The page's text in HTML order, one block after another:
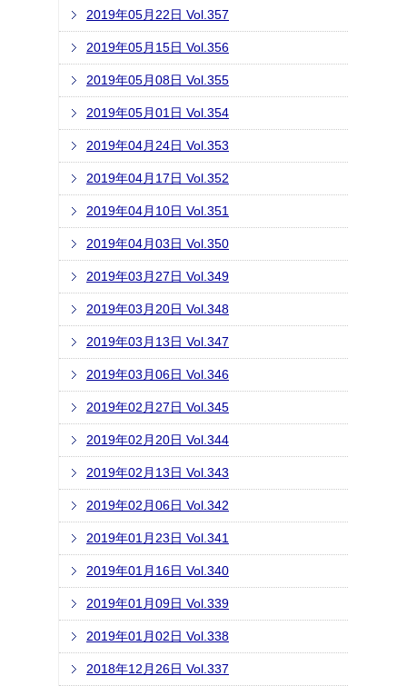
2019年05月22日 Vol.357
2019年05月15日 Vol.356
2019年05月08日 Vol.355
2019年05月01日 Vol.354
2019年04月24日 Vol.353
2019年04月17日 Vol.352
2019年04月10日 Vol.351
2019年04月03日 Vol.350
2019年03月27日 Vol.349
2019年03月20日 Vol.348
2019年03月13日 Vol.347
2019年03月06日 Vol.346
2019年02月27日 Vol.345
2019年02月20日 Vol.344
2019年02月13日 Vol.343
2019年02月06日 Vol.342
2019年01月23日 Vol.341
2019年01月16日 Vol.340
2019年01月09日 Vol.339
2019年01月02日 Vol.338
2018年12月26日 Vol.337